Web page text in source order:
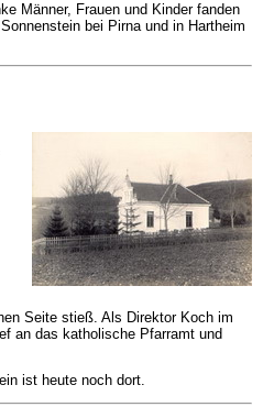
Männer, Frauen und Kinder fanden
bei Pirna und in Hartheim
Seite stieß. Als Direktor Koch im
an das katholische Pfarramt und
ist heute noch dort.